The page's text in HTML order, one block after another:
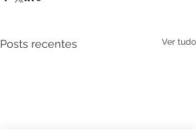
Posts recentes Ver tudo